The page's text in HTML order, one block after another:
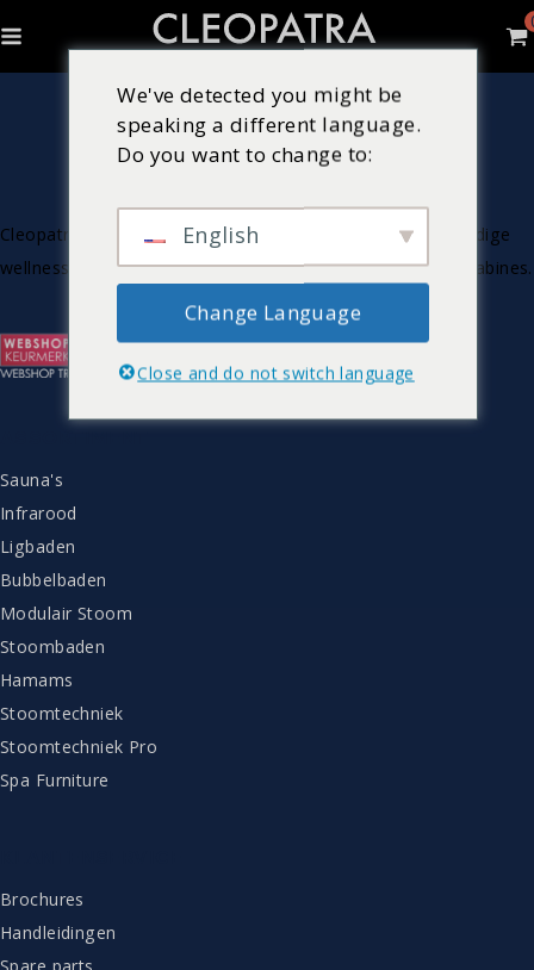
Cleopatra is Nederlandse producent van luxe & hoogwaardige
wellnessproducten zoals bubbelbaden, sauna’s en stoomcabines.
Sauna's
Infrarood
Ligbaden
Bubbelbaden
Modulair Stoom
Stoombaden
Hamams
Stoomtechniek
Stoomtechniek Pro
Spa Furniture
Brochures
Handleidingen
We've detected you might be
speaking a different language.
Do you want to change to:
English
Change Language
Close and do not switch language